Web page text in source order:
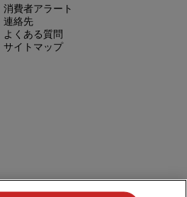
消費者アラート
連絡先
よくある質問
サイトマップ